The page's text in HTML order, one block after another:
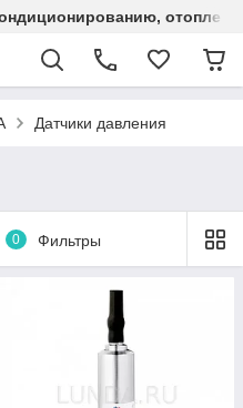
Датчики давления
0 Фильтры